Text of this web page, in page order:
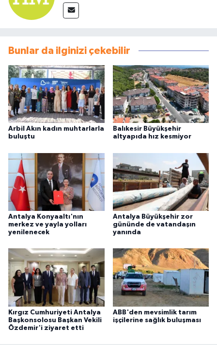
Bunlar da ilginizi çekebilir
Arbil Akın kadın muhtarlarla
buluştu
Balıkesir Büyükşehir
altyapıda hız kesmiyor
Antalya Konyaaltı'nın
merkez ve yayla yolları
yenilenecek
Antalya Büyükşehir zor
gününde de vatandaşın
yanında
Kırgız Cumhuriyeti Antalya
Başkonsolosu Başkan Vekili
Özdemir'i ziyaret etti
ABB'den mevsimlik tarım
işçilerine sağlık buluşması